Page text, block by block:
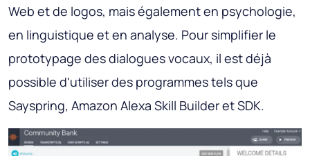
Web et de logos, mais également en psychologie,
en linguistique et en analyse. Pour simplifier le
prototypage des dialogues vocaux, il est déjà
possible d'utiliser des programmes tels que
Sayspring, Amazon Alexa Skill Builder et SDK.